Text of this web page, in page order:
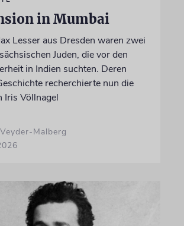
in Mumbai
Lesser aus Dresden waren zwei
Juden, die vor den
in Indien suchten. Deren
recherchierte nun die
Iris Völlnagel
Malberg